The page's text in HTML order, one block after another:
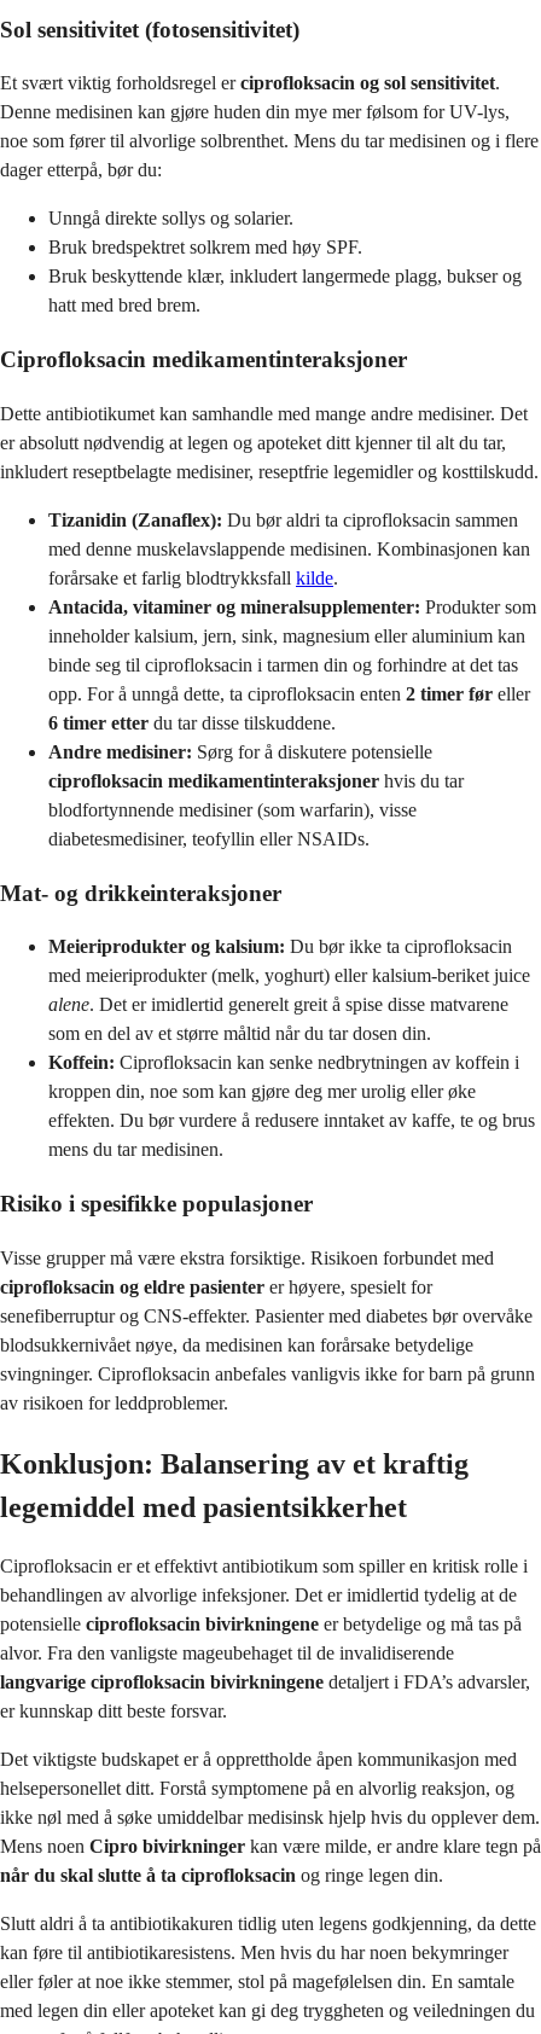
Sol sensitivitet (fotosensitivitet)
Et svært viktig forholdsregel erciprofloksacin og sol sensitivitet.
Denne medisinen kan gjøre huden din mye mer følsom for UV-lys,
noe som fører til alvorlige solbrenthet. Mens du tar medisinen og i flere
dager etterpå, bør du:
Unngå direkte sollys og solarier.
Bruk bredspektret solkrem med høy SPF.
Bruk beskyttende klær, inkludert langermede plagg, bukser og
hatt med bred brem.
Ciprofloksacin medikamentinteraksjoner
Dette antibiotikumet kan samhandle med mange andre medisiner. Det
er absolutt nødvendig at legen og apoteket ditt kjenner til alt du tar,
inkludert reseptbelagte medisiner, reseptfrie legemidler og kosttilskudd.
Tizanidin (Zanaflex): Du bør aldri ta ciprofloksacin sammen
med denne muskelavslappende medisinen. Kombinasjonen kan
forårsake et farlig blodtrykksfall kilde.
Antacida, vitaminer og mineralsupplementer: Produkter som
inneholder kalsium, jern, sink, magnesium eller aluminium kan
binde seg til ciprofloksacin i tarmen din og forhindre at det tas
opp. For å unngå dette, ta ciprofloksacin enten 2 timer før eller
6 timer etter du tar disse tilskuddene.
Andre medisiner: Sørg for å diskutere potensielle
ciprofloksacin medikamentinteraksjoner hvis du tar
blodfortynnende medisiner (som warfarin), visse
diabetesmedisiner, teofyllin eller NSAIDs.
Mat- og drikkeinteraksjoner
Meieriprodukter og kalsium: Du bør ikke ta ciprofloksacin
med meieriprodukter (melk, yoghurt) eller kalsium-beriket juice
alene. Det er imidlertid generelt greit å spise disse matvarene
som en del av et større måltid når du tar dosen din.
Koffein: Ciprofloksacin kan senke nedbrytningen av koffein i
kroppen din, noe som kan gjøre deg mer urolig eller øke
effekten. Du bør vurdere å redusere inntaket av kaffe, te og brus
mens du tar medisinen.
Risiko i spesifikke populasjoner
Visse grupper må være ekstra forsiktige. Risikoen forbundet med
ciprofloksacin og eldre pasienter er høyere, spesielt for
senefiberruptur og CNS-effekter. Pasienter med diabetes bør overvåke
blodsukkernivået nøye, da medisinen kan forårsake betydelige
svingninger. Ciprofloksacin anbefales vanligvis ikke for barn på grunn
av risikoen for leddproblemer.
Konklusjon: Balansering av et kraftig
legemiddel med pasientsikkerhet
Ciprofloksacin er et effektivt antibiotikum som spiller en kritisk rolle i
behandlingen av alvorlige infeksjoner. Det er imidlertid tydelig at de
potensielle ciprofloksacin bivirkningene er betydelige og må tas på
alvor. Fra den vanligste mageubehaget til de invalidiserende
langvarige ciprofloksacin bivirkningene detaljert i FDA’s advarsler,
er kunnskap ditt beste forsvar.
Det viktigste budskapet er å opprettholde åpen kommunikasjon med
helsepersonellet ditt. Forstå symptomene på en alvorlig reaksjon, og
ikke nøl med å søke umiddelbar medisinsk hjelp hvis du opplever dem.
Mens noen Cipro bivirkninger kan være milde, er andre klare tegn på
når du skal slutte å ta ciprofloksacin og ringe legen din.
Slutt aldri å ta antibiotikakuren tidlig uten legens godkjenning, da dette
kan føre til antibiotikaresistens. Men hvis du har noen bekymringer
eller føler at noe ikke stemmer, stol på magefølelsen din. En samtale
med legen din eller apoteket kan gi deg tryggheten og veiledningen du